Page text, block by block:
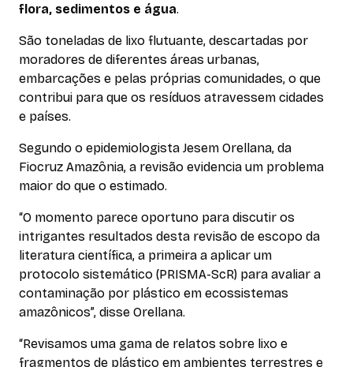
flora, sedimentos e água.
São toneladas de lixo flutuante, descartadas por
moradores de diferentes áreas urbanas,
embarcações e pelas próprias comunidades, o que
contribui para que os resíduos atravessem cidades
e países.
Segundo o epidemiologista Jesem Orellana, da
Fiocruz Amazônia, a revisão evidencia um problema
maior do que o estimado.
“O momento parece oportuno para discutir os
intrigantes resultados desta revisão de escopo da
literatura científica, a primeira a aplicar um
protocolo sistemático (PRISMA-ScR) para avaliar a
contaminação por plástico em ecossistemas
amazônicos”, disse Orellana.
“Revisamos uma gama de relatos sobre lixo e
fragmentos de plástico em ambientes terrestres e